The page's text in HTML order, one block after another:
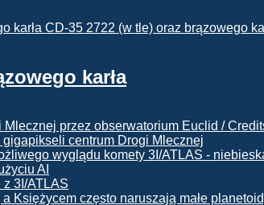
karła
gigapikseli centrum Drogi Mlecznej
z 3I/ATLAS